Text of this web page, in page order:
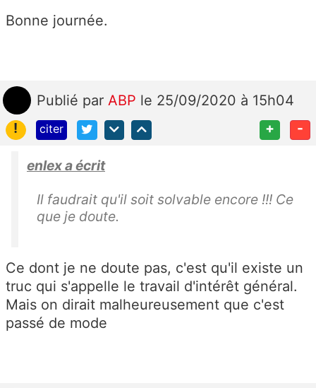
Bonne journée.
Publié par ABP le 25/09/2020 à 15h04
!
citer + -
enlex a écrit
Il faudrait qu'il soit solvable encore !!! Ce
que je doute.
Ce dont je ne doute pas, c'est qu'il existe un
truc qui s'appelle le travail d'intérêt général.
Mais on dirait malheureusement que c'est
passé de mode